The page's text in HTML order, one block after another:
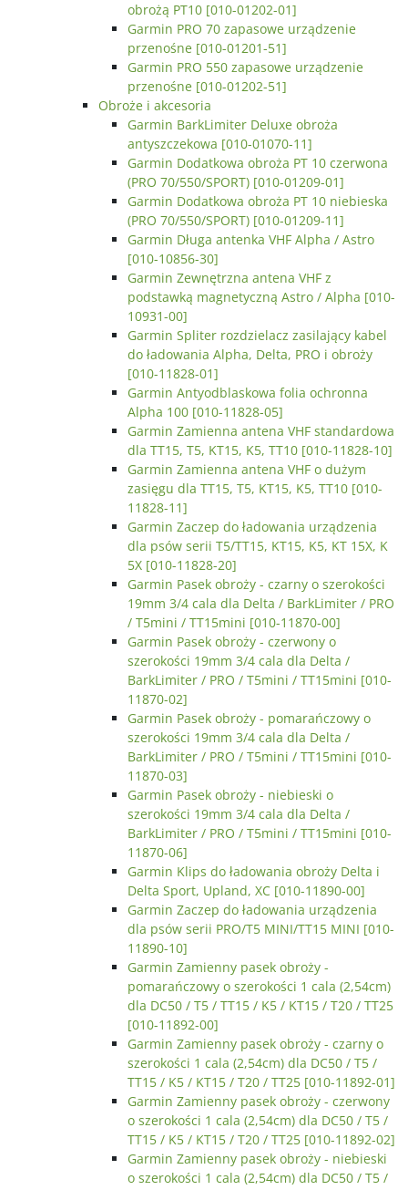
obrożą PT10 [010-01202-01]
Garmin PRO 70 zapasowe urządzenie
przenośne [010-01201-51]
Garmin PRO 550 zapasowe urządzenie
przenośne [010-01202-51]
Obroże i akcesoria
Garmin BarkLimiter Deluxe obroża
antyszczekowa [010-01070-11]
Garmin Dodatkowa obroża PT 10 czerwona
(PRO 70/550/SPORT) [010-01209-01]
Garmin Dodatkowa obroża PT 10 niebieska
(PRO 70/550/SPORT) [010-01209-11]
Garmin Długa antenka VHF Alpha / Astro
[010-10856-30]
Garmin Zewnętrzna antena VHF z
podstawką magnetyczną Astro / Alpha [010-
10931-00]
Garmin Spliter rozdzielacz zasilający kabel
do ładowania Alpha, Delta, PRO i obroży
[010-11828-01]
Garmin Antyodblaskowa folia ochronna
Alpha 100 [010-11828-05]
Garmin Zamienna antena VHF standardowa
dla TT15, T5, KT15, K5, TT10 [010-11828-10]
Garmin Zamienna antena VHF o dużym
zasięgu dla TT15, T5, KT15, K5, TT10 [010-
11828-11]
Garmin Zaczep do ładowania urządzenia
dla psów serii T5/TT15, KT15, K5, KT 15X, K
5X [010-11828-20]
Garmin Pasek obroży - czarny o szerokości
19mm 3/4 cala dla Delta / BarkLimiter / PRO
/ T5mini / TT15mini [010-11870-00]
Garmin Pasek obroży - czerwony o
szerokości 19mm 3/4 cala dla Delta /
BarkLimiter / PRO / T5mini / TT15mini [010-
11870-02]
Garmin Pasek obroży - pomarańczowy o
szerokości 19mm 3/4 cala dla Delta /
BarkLimiter / PRO / T5mini / TT15mini [010-
11870-03]
Garmin Pasek obroży - niebieski o
szerokości 19mm 3/4 cala dla Delta /
BarkLimiter / PRO / T5mini / TT15mini [010-
11870-06]
Garmin Klips do ładowania obroży Delta i
Delta Sport, Upland, XC [010-11890-00]
Garmin Zaczep do ładowania urządzenia
dla psów serii PRO/T5 MINI/TT15 MINI [010-
11890-10]
Garmin Zamienny pasek obroży -
pomarańczowy o szerokości 1 cala (2,54cm)
dla DC50 / T5 / TT15 / K5 / KT15 / T20 / TT25
[010-11892-00]
Garmin Zamienny pasek obroży - czarny o
szerokości 1 cala (2,54cm) dla DC50 / T5 /
TT15 / K5 / KT15 / T20 / TT25 [010-11892-01]
Garmin Zamienny pasek obroży - czerwony
o szerokości 1 cala (2,54cm) dla DC50 / T5 /
TT15 / K5 / KT15 / T20 / TT25 [010-11892-02]
Garmin Zamienny pasek obroży - niebieski
o szerokości 1 cala (2,54cm) dla DC50 / T5 /